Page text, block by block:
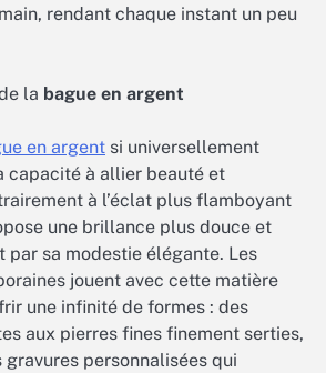
rendant chaque instant un peu
la bague en argent
en argent si universellement
capacité à allier beauté et
à l’éclat plus flamboyant
une brillance plus douce et
par sa modestie élégante. Les
jouent avec cette matière
une infinité de formes : des
aux pierres fines finement serties,
personnalisées qui